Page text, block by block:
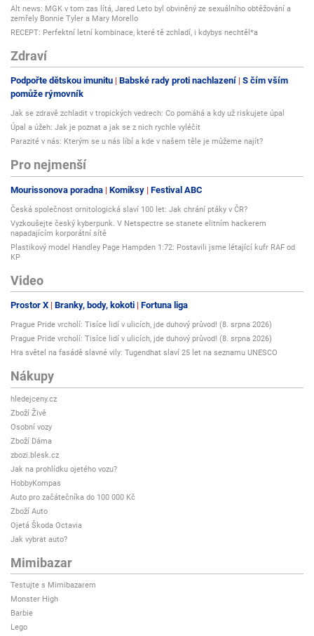
Alt news: MGK v tom zas lítá, Jared Leto byl obviněný ze sexuálního obtěžování a
zemřely Bonnie Tyler a Mary Morello
RECEPT: Perfektní letní kombinace, které tě zchladí, i kdybys nechtěl*a
Zdraví
Podpořte dětskou imunitu Babské rady proti nachlazení S čím vším
pomůže rýmovník
Jak se zdravě zchladit v tropických vedrech: Co pomáhá a kdy už riskujete úpal
Úpal a úžeh: Jak je poznat a jak se z nich rychle vyléčit
Parazité v nás: Kterým se u nás líbí a kde v našem těle je můžeme najít?
Pro nejmenší
Mourissonova poradna Komiksy Festival ABC
Česká společnost ornitologická slaví 100 let: Jak chrání ptáky v ČR?
Vyzkoušejte český kyberpunk. V Netspectre se stanete elitním hackerem
napadajícím korporátní sítě
Plastikový model Handley Page Hampden 1:72: Postavili jsme létající kufr RAF od
KP
Video
Prostor X Branky, body, kokoti Fortuna liga
Prague Pride vrcholí: Tisíce lidí v ulicích, jde duhový průvod! (8. srpna 2026)
Prague Pride vrcholí: Tisíce lidí v ulicích, jde duhový průvod! (8. srpna 2026)
Hra světel na fasádě slavné vily: Tugendhat slaví 25 let na seznamu UNESCO
Nákupy
hledejceny.cz
Zboží Živě
Osobní vozy
Zboží Dáma
zbozi.blesk.cz
Jak na prohlídku ojetého vozu?
HobbyKompas
Auto pro začátečníka do 100 000 Kč
Zboží Auto
Ojetá Škoda Octavia
Jak vybrat auto?
Mimibazar
Testujte s Mimibazarem
Monster High
Barbie
Lego